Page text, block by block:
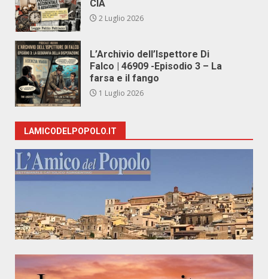
CIA
2 Luglio 2026
L’Archivio dell’Ispettore Di
Falco | 46909 -Episodio 3 – La
farsa e il fango
1 Luglio 2026
LAMICODELPOPOLO.IT